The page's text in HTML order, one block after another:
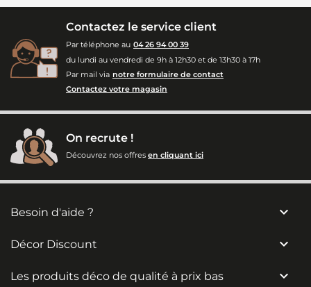
Contactez le service client
Par téléphone au 04 26 94 00 39
du lundi au vendredi de 9h à 12h30 et de 13h30 à 17h
Par mail via notre formulaire de contact
Contactez votre magasin
On recrute !
Découvrez nos offres en cliquant ici
Besoin d'aide ? 
Décor Discount 
Les produits déco de qualité à prix bas 